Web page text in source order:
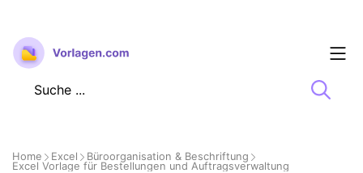
Zum
Inhalt
springen
Home Excel
Büroorganisation & Beschriftung
Excel Vorlage für Bestellungen und Auftragsverwaltung